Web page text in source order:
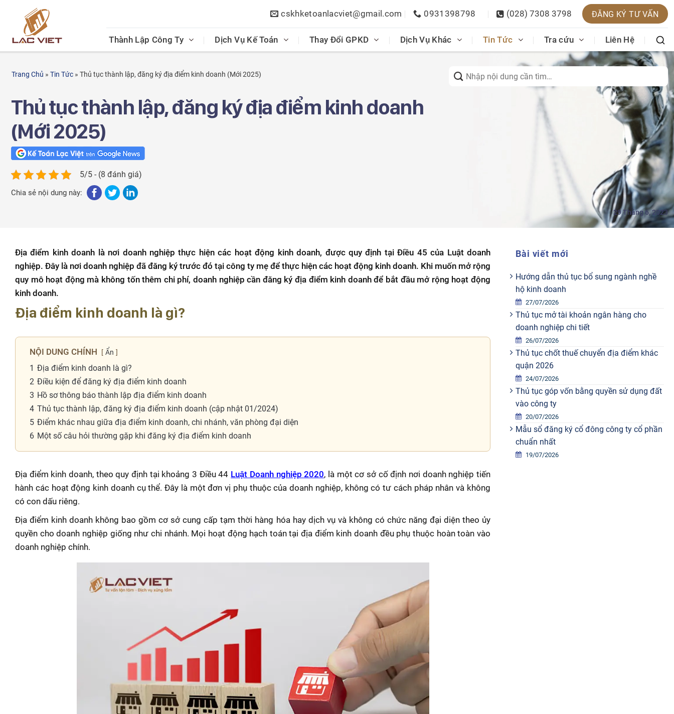
content
cskhketoanlacviet@gmail.com 0931398798 (028) 7308 3798 ĐĂNG KÝ TƯ VẤN
Thành Lập Công Ty Dịch Vụ Kế Toán Thay Đổi GPKD Dịch Vụ Khác Tin Tức Tra cứu Liên Hệ
for:
Trang Chủ » Tin Tức » Thủ tục thành lập, đăng ký địa điểm kinh doanh (Mới 2025)
Thủ tục thành lập, đăng ký địa điểm kinh doanh
(Mới 2025)
5/5 - (8 đánh giá)
Chia sẻ nội dung này:
29 Tháng 6, 2023
Địa điểm kinh doanh là nơi doanh nghiệp thực hiện các hoạt động kinh doanh, được quy định tại Điều 45 của Luật doanh
nghiệp. Đây là nơi doanh nghiệp đã đăng ký trước đó tại công ty mẹ để thực hiện các hoạt động kinh doanh. Khi muốn mở rộng
quy mô hoạt động mà không tốn thêm chi phí, doanh nghiệp cần đăng ký địa điểm kinh doanh để bắt đầu mở rộng hoạt động
kinh doanh.
Địa điểm kinh doanh là gì?
NỘI DUNG CHÍNH Ẩn
1 Địa điểm kinh doanh là gì?
2 Điều kiện để đăng ký địa điểm kinh doanh
3 Hồ sơ thông báo thành lập địa điểm kinh doanh
4 Thủ tục thành lập, đăng ký địa điểm kinh doanh (cập nhật 01/2024)
5 Điểm khác nhau giữa địa điểm kinh doanh, chi nhánh, văn phòng đại diện
6 Một số câu hỏi thường gặp khi đăng ký địa điểm kinh doanh
Địa điểm kinh doanh, theo quy định tại khoảng 3 Điều 44 Luật Doanh nghiệp 2020, là một cơ sở cố định nơi doanh nghiệp tiến
hành các hoạt động kinh doanh cụ thể. Đây là một đơn vị phụ thuộc của doanh nghiệp, không có tư cách pháp nhân và không
có con dấu riêng.
Địa điểm kinh doanh không bao gồm cơ sở cung cấp tạm thời hàng hóa hay dịch vụ và không có chức năng đại diện theo ủy
quyền cho doanh nghiệp giống như chi nhánh. Mọi hoạt động hạch toán tại địa điểm kinh doanh đều phụ thuộc hoàn toàn vào
doanh nghiệp chính.
Bài viết mới
Hướng dẫn thủ tục bổ sung ngành nghề
hộ kinh doanh
27/07/2026
Thủ tục mở tài khoản ngân hàng cho
doanh nghiệp chi tiết
26/07/2026
Thủ tục chốt thuế chuyển địa điểm khác
quận 2026
24/07/2026
Thủ tục góp vốn bằng quyền sử dụng đất
vào công ty
20/07/2026
Mẫu sổ đăng ký cổ đông công ty cổ phần
chuẩn nhất
19/07/2026